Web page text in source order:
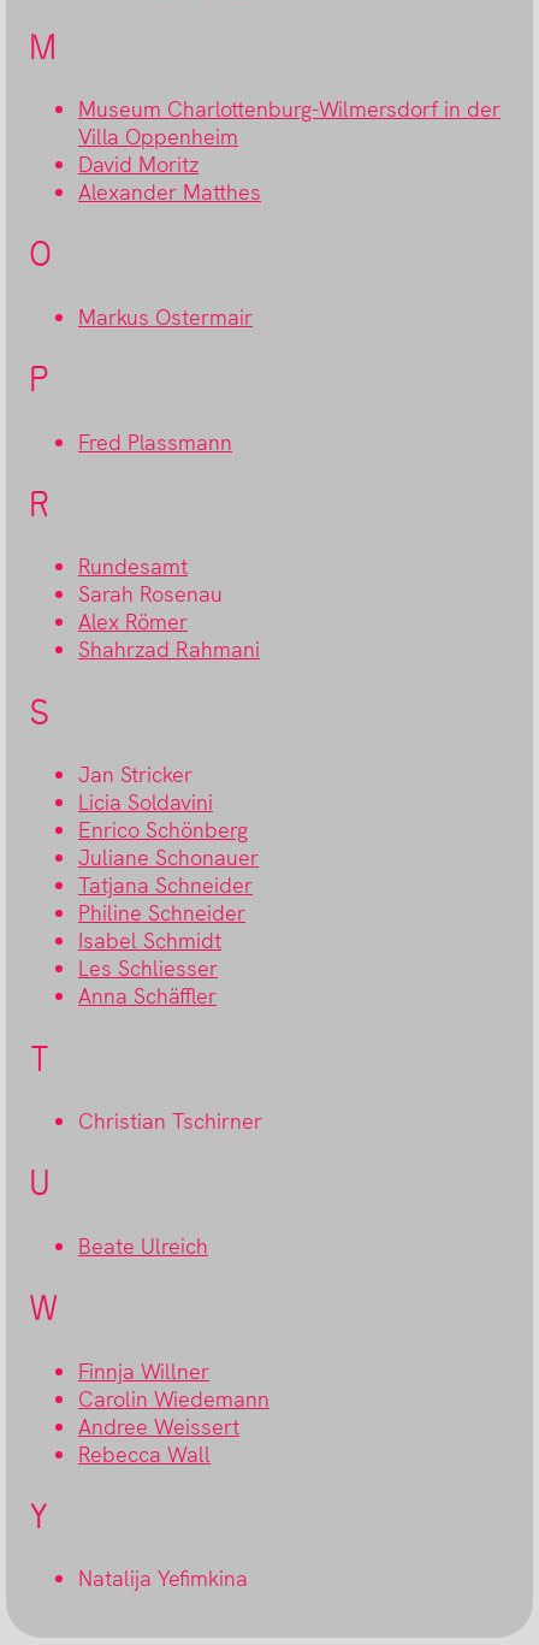
M
Museum Charlottenburg-Wilmersdorf in der
Villa Oppenheim
David Moritz
Alexander Matthes
O
Markus Ostermair
P
Fred Plassmann
R
Rundesamt
Sarah Rosenau
Alex Römer
Shahrzad Rahmani
S
Jan Stricker
Licia Soldavini
Enrico Schönberg
Juliane Schonauer
Tatjana Schneider
Philine Schneider
Isabel Schmidt
Les Schliesser
Anna Schäffler
T
Christian Tschirner
U
Beate Ulreich
W
Finnja Willner
Carolin Wiedemann
Andree Weissert
Rebecca Wall
Y
Natalija Yefimkina